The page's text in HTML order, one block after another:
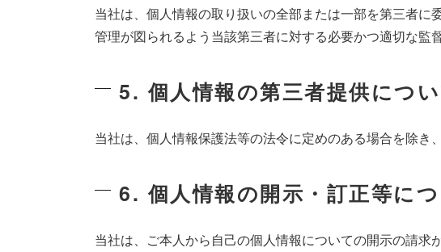
当社は、個人情報の取り扱いの全部または一部を第三者
管理が図られるよう当該第三者に対する必要かつ適切な監
5. 個人情報の第三者提供につ
当社は、個人情報保護法等の法令に定めのある場合を除き
6. 個人情報の開示・訂正等に
当社は、ご本人から自己の個人情報についての開示の請求